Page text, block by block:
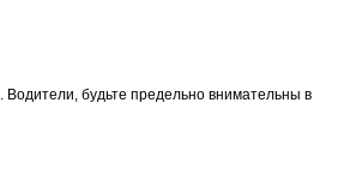
будьте предельно внимательны в